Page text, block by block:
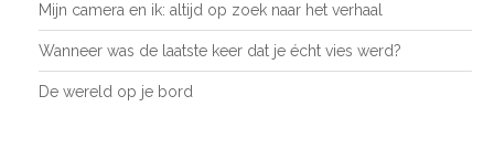
Mijn camera en ik: altijd op zoek naar het verhaal
Wanneer was de laatste keer dat je écht vies werd?
De wereld op je bord